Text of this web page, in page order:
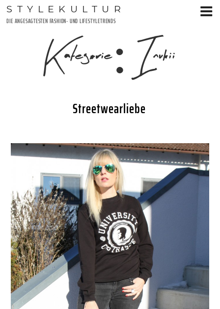
Zum
Inhalt
STYLEKULTUR
DIE ANGESAGTESTEN FASHION- UND LIFESTYLETRENDS
Kategorie: Inukii
VERÖFFENTLICHT
29. JANUAR 2017
Streetwearliebe